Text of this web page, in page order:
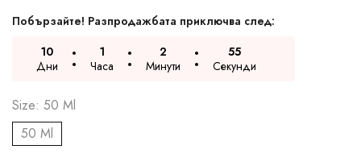
Побързайте! Разпродажбата приключва след:
10
Дни
1
Часа
2
Минути
54
Секунди
Size: 50 Ml
50 Ml